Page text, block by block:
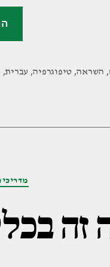
, השראה, טיפוגרפיה, עברית,
זה